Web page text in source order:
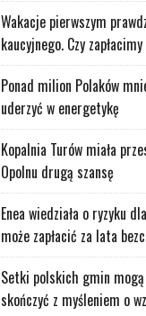
Wakacje pierwszym
kaucyjnego. Czy
Ponad milion Polaków
uderzyć w energetykę
Kopalnia Turów miała
Opolnu drugą szansę
Enea wiedziała o ryzyku
może zapłacić za lata
Setki polskich gmin mogą
skończyć z myśleniem o